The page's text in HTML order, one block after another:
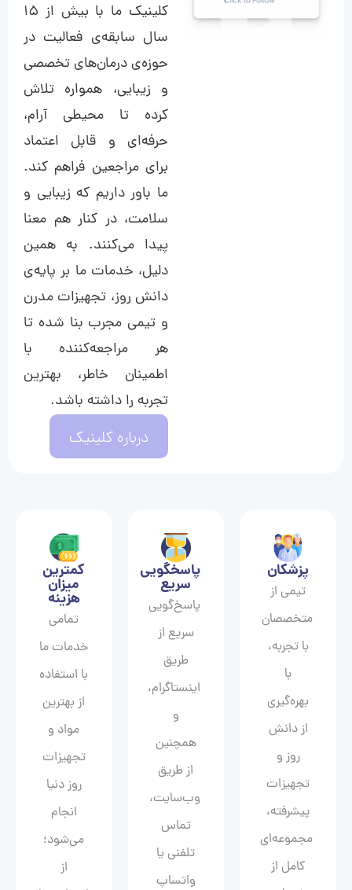
کلینیک ما با بیش از ۱۵
سال سابقه‌ی فعالیت در
حوزه‌ی درمان‌های تخصصی
و زیبایی، همواره تلاش
کرده تا محیطی آرام،
حرفه‌ای و قابل اعتماد
برای مراجعین فراهم کند.
ما باور داریم که زیبایی و
سلامت، در کنار هم معنا
پیدا می‌کنند. به همین
دلیل، خدمات ما بر پایه‌ی
دانش روز، تجهیزات مدرن
و تیمی مجرب بنا شده تا
هر مراجعه‌کننده با
اطمینان خاطر، بهترین
تجربه را داشته باشد.
درباره کلینیک
پزشکان
تیمی از
متخصصان
با تجربه،
با
بهره‌گیری
از دانش
روز و
تجهیزات
پیشرفته،
مجموعه‌ای
کامل از
پاسخگویی
سریع
پاسخ‌گویی
سریع از
طریق
اینستاگرام،
و
همچنین
از طریق
وب‌سایت،
تماس
تلفنی یا
واتساپ
کمترین
میزان
هزینه
تمامی
خدمات ما
با استفاده
از بهترین
مواد و
تجهیزات
روز دنیا
انجام
می‌شود؛
از